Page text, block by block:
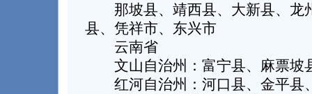
那坡县、靖西县、大新县、龙
县、凭祥市、东兴市
云南省
文山自治州：富宁县、麻票坡
红河自治州：河口县、金平县